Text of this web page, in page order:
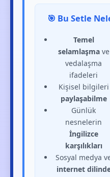
🎯 Bu Setle
Temel
selamlaşmave
vedalaşma
ifadeleri
Kişisel bilgileri
paylaşabilme
Günlük
nesnelerin
İngilizce
karşılıkları
Sosyal medya
internet